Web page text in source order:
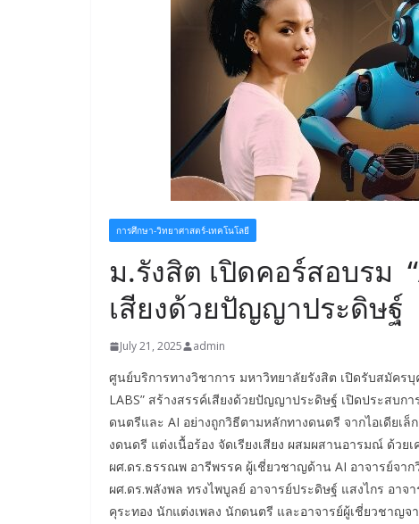
การศึกษา-วิทยาศาสตร์-เทคโนโลยี
ม.รังสิต เปิดคอร์สอบรม
เสียงด้วยปัญญาประดิษฐ์
July 21, 2025 admin
ศูนย์บริการทางวิชาการ มหาวิทยาลัยรังสิต เปิดรับสมัคร
LABS” สร้างสรรค์เสียงด้วยปัญญาประดิษฐ์ เปิดประสบก
ดนตรีและ AI อย่างถูกวิธีตามหลักทางดนตรี จากไอเดียเ
งดนดรี แต่งเนื้อร้อง จัดเรียงเสียง ผสมผสานอารมณ์ ด้ว
ผศ.ดร.ธรรณพ อารีพรรค ผู้เชี่ยวชาญด้าน AI อาจารย์จ
ผศ.ดร.พลังพล ทรงไพบูลย์ อาจารย์ประดิษฐ์ แสงไกร อา
คุระทอง นักแต่งเพลง นักดนตรี และอาจารย์ผู้เชี่ยวชาญ